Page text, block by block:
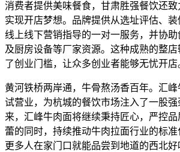
消费者提供美味餐食，甘肃胜强餐饮还
实现开店梦想。品牌提供从选址评估、装
线上线下营销指导的一对一服务，并协
及厨房设备等厂家资源。这种成熟的整
了创业门槛，让众多创业者能够无忧开店
黄河铁桥两岸通，牛骨熬汤香百年。汇
试营业，为杭城的餐饮市场注入了一股
来，汇峰牛肉面将继续秉持匠心，严控
蕾的同时，持续推动牛肉拉面行业的标
更多人在家门口就能品尝到地道的西北好